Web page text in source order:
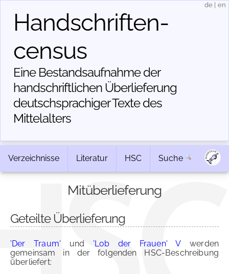
Handschriften­
census
Eine Bestandsaufnahme der
handschriftlichen Über­lieferung
deutschsprachiger Texte des
Mittelalters
de en
Verzeichnisse Literatur HSC Suche
Mitüberlieferung
Geteilte Überlieferung
'Der Traum' und 'Lob der Frauen' V werden
gemeinsam in der folgenden HSC-Beschreibung
überliefert: